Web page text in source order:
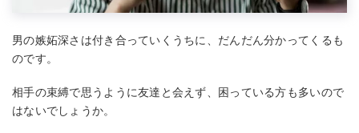
男の嫉妬深さは付き合っていくうちに、だんだん分かってくるも
のです。
相手の束縛で思うように友達と会えず、困っている方も多いので
はないでしょうか。